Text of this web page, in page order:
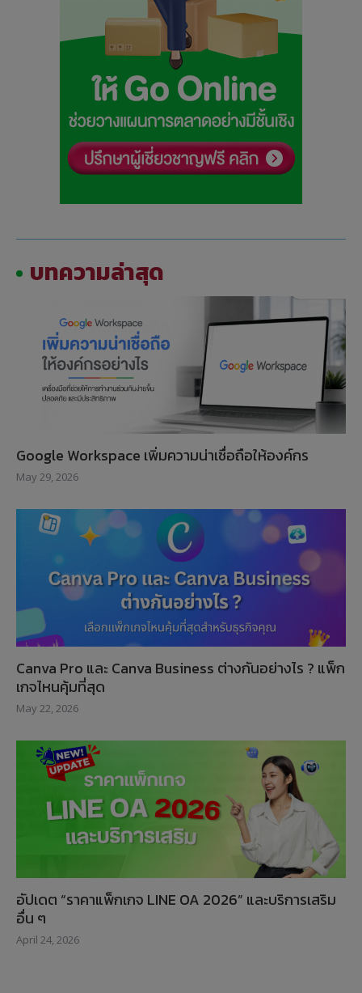
บทความล่าสุด
Google Workspace เพิ่มความน่าเชื่อถือให้องค์กร
May 29, 2026
Canva Pro และ Canva Business ต่างกันอย่างไร ? แพ็ก
เกจไหนคุ้มที่สุด
May 22, 2026
อัปเดต “ราคาแพ็กเกจ LINE OA 2026” และบริการเสริม
อื่น ๆ
April 24, 2026